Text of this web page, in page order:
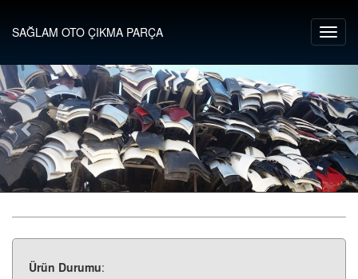
SAĞLAM OTO ÇIKMA PARÇA
Ürün Durumu: